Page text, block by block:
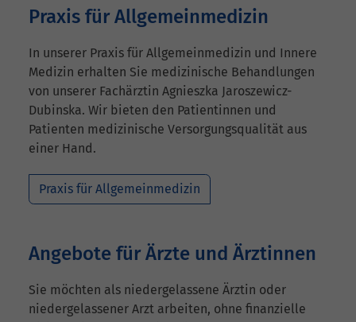
Praxis für Allgemeinmedizin
In unserer Praxis für Allgemeinmedizin und Innere
Medizin erhalten Sie medizinische Behandlungen
von unserer Fachärztin Agnieszka Jaroszewicz-
Dubinska. Wir bieten den Patientinnen und
Patienten medizinische Versorgungsqualität aus
einer Hand.
Praxis für Allgemeinmedizin
Angebote für Ärzte und Ärztinnen
Sie möchten als niedergelassene Ärztin oder
niedergelassener Arzt arbeiten, ohne finanzielle